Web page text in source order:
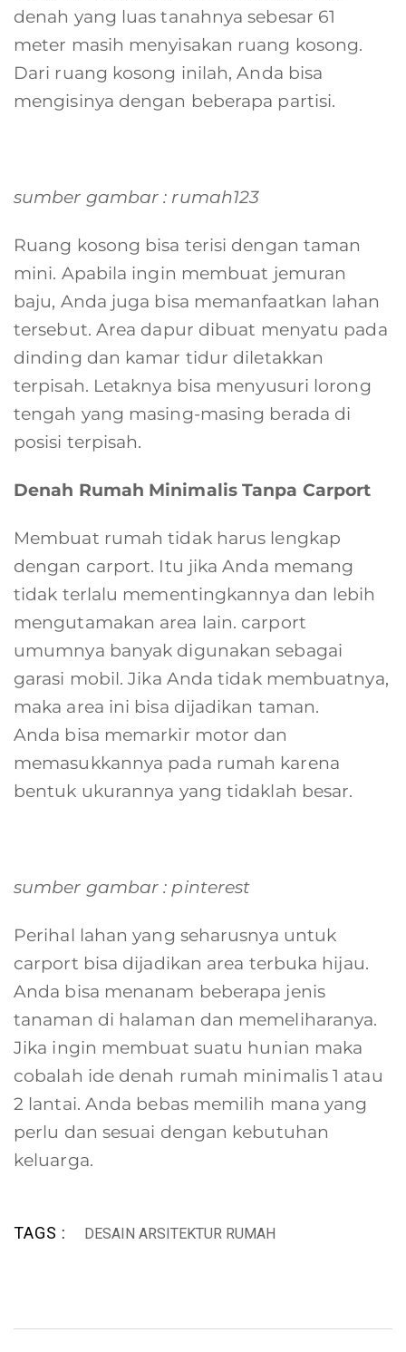
denah yang luas tanahnya sebesar 61
meter masih menyisakan ruang kosong.
Dari ruang kosong inilah, Anda bisa
mengisinya dengan beberapa partisi.
sumber gambar : rumah123
Ruang kosong bisa terisi dengan taman
mini. Apabila ingin membuat jemuran
baju, Anda juga bisa memanfaatkan lahan
tersebut. Area dapur dibuat menyatu pada
dinding dan kamar tidur diletakkan
terpisah. Letaknya bisa menyusuri lorong
tengah yang masing-masing berada di
posisi terpisah.
Denah Rumah Minimalis Tanpa Carport
Membuat rumah tidak harus lengkap
dengan carport. Itu jika Anda memang
tidak terlalu mementingkannya dan lebih
mengutamakan area lain. carport
umumnya banyak digunakan sebagai
garasi mobil. Jika Anda tidak membuatnya,
maka area ini bisa dijadikan taman.
Anda bisa memarkir motor dan
memasukkannya pada rumah karena
bentuk ukurannya yang tidaklah besar.
sumber gambar : pinterest
Perihal lahan yang seharusnya untuk
carport bisa dijadikan area terbuka hijau.
Anda bisa menanam beberapa jenis
tanaman di halaman dan memeliharanya.
Jika ingin membuat suatu hunian maka
cobalah ide denah rumah minimalis 1 atau
2 lantai. Anda bebas memilih mana yang
perlu dan sesuai dengan kebutuhan
keluarga.
TAGS : DESAIN ARSITEKTUR RUMAH